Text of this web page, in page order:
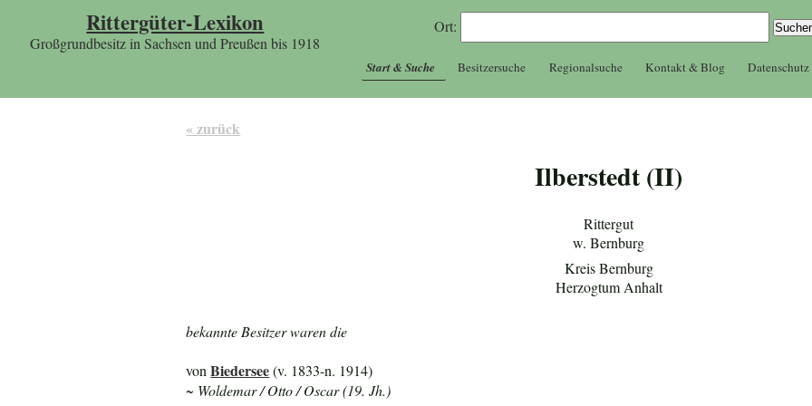
Rittergüter-Lexikon
Großgrundbesitz in Sachsen und Preußen bis 1918
Ort:
Start & Suche Besitzersuche Regionalsuche Kontakt & Blog Datenschutz
« zurück
Ilberstedt (II)
Rittergut
w. Bernburg
Kreis Bernburg
Herzogtum Anhalt
bekannte Besitzer waren die
vonBiedersee(v. 1833-n. 1914)
~ Woldemar / Otto / Oscar (19. Jh.)